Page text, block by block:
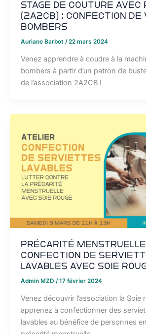
Stage de couture avec
(2A2CB) : confection
bombers
Auriane Barbot /22 mars 2024
Venez apprendre à coudre à la
bombers à partir d’un patron de
de l’association 2A2CB !
Précarité menstruelle
confection de
lavables avec Soie
Admin MZD /17 février 2024
Venez découvrir l’association la Soie
apprenez à confectionner des
lavables au bénéfice de personnes